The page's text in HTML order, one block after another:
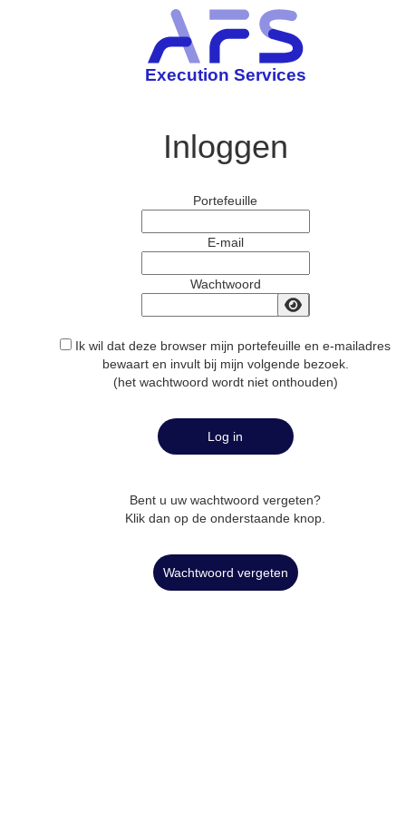
Execution Services
Inloggen
Portefeuille
E-mail
Wachtwoord
Ik wil dat deze browser mijn portefeuille en e-mailadres
bewaart en invult bij mijn volgende bezoek.
(het wachtwoord wordt niet onthouden)
Log in
Bent u uw wachtwoord vergeten?
Klik dan op de onderstaande knop.
Wachtwoord vergeten